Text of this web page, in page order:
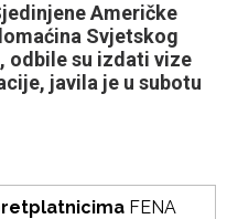
Američke
Svjetskog
odbile su izdati vize
javila je u subotu
FENA